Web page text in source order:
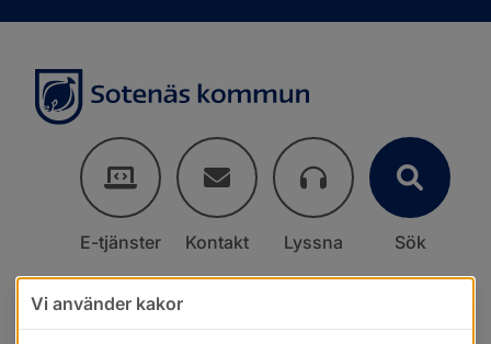
E-tjänster Kontakt Lyssna Sök
Vi använder kakor